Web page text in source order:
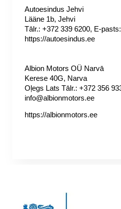
Autoesindus Jehvi
Lääne 1b, Jehvi
Tālr.: +372 339 6200, E-pasts:
https://autoesindus.ee
Albion Motors OÜ Narvā
Kerese 40G, Narva
info@albionmotors.ee
https://albionmotors.ee